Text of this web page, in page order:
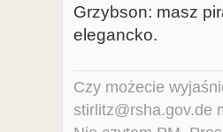
Grzybson: masz
elegancko.
Czy możecie
stirlitz@rsha.gov.de